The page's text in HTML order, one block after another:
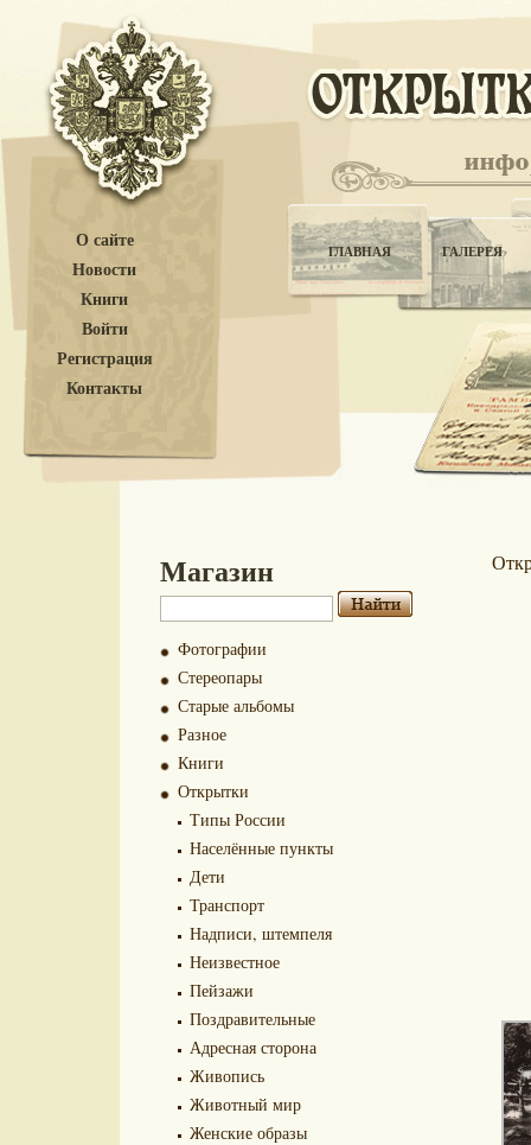
О сайте
Новости
Книги
Войти
Регистрация
Контакты
ГЛАВНАЯ ГАЛЕРЕЯ
Магазин
Фотографии
Стереопары
Старые альбомы
Разное
Книги
Открытки
Типы России
Населённые пункты
Дети
Транспорт
Надписи, штемпеля
Неизвестное
Пейзажи
Поздравительные
Адресная сторона
Живопись
Животный мир
Женские образы